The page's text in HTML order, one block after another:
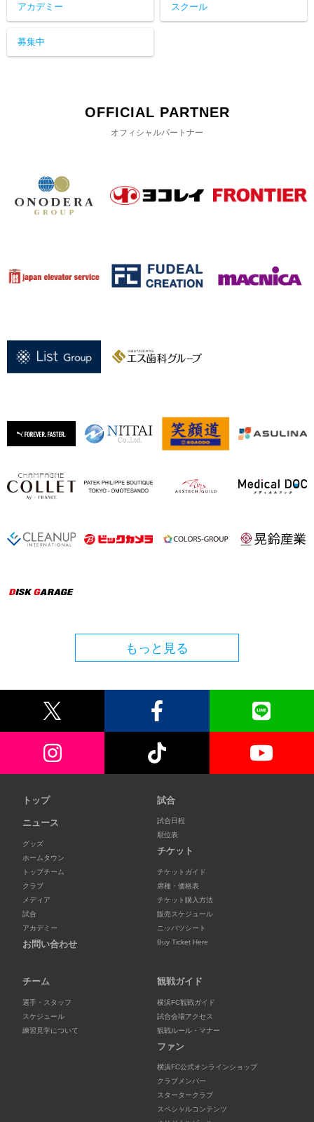
アカデミー スクール
募集中
OFFICIAL PARTNER
オフィシャルパートナー
もっと見る
トップ
ニュース
グッズ
ホームタウン
トップチーム
クラブ
メディア
試合
アカデミー
お問い合わせ
試合
試合日程
順位表
チケット
チケットガイド
席種・価格表
チケット購入方法
販売スケジュール
ニッパツシート
Buy Ticket Here
チーム
選手・スタッフ
スケジュール
練習見学について
観戦ガイド
横浜FC観戦ガイド
試合会場アクセス
観戦ルール・マナー
ファン
横浜FC公式オンラインショップ
クラブメンバー
スタータークラブ
スペシャルコンテンツ